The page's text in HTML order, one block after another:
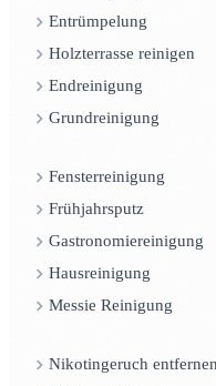
Entrümpelung
Holzterrasse reinigen
Endreinigung
Grundreinigung
Fensterreinigung
Frühjahrsputz
Gastronomiereinigung
Hausreinigung
Messie Reinigung
Nikotingeruch entfernen